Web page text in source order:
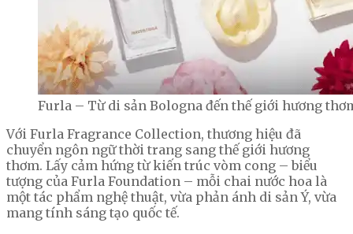
Furla – Từ di sản Bologna đến thế giới hương
Với Furla Fragrance Collection, thương hiệu đã
chuyển ngôn ngữ thời trang sang thế giới hương
thơm. Lấy cảm hứng từ kiến trúc vòm cong – biểu
tượng của Furla Foundation – mỗi chai nước hoa là
một tác phẩm nghệ thuật, vừa phản ánh di sản Ý, vừa
mang tính sáng tạo quốc tế.